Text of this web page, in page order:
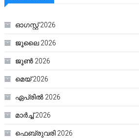
ഓഗസ്റ്റ്‌ 2026
ജൂലൈ 2026
ജൂൺ 2026
മെയ്‌ 2026
ഏപ്രിൽ 2026
മാർച്ച്‌ 2026
ഫെബ്രുവരി 2026